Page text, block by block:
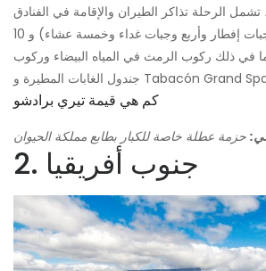
الرحلة تذاكر الطيران والإقامة في الفنادق
والوجبات (ستة وجبات إفطار وأربع وجبات غداء وخمسة عشاء) و 10
في ذلك ركوب الرمث في المياه البيضاء وركوب
كم هي قيمة تيري برادشو
حزمة عطلة خاصة للكبار بطابع مملكة الحيوان
2. جنوب أفريقيا